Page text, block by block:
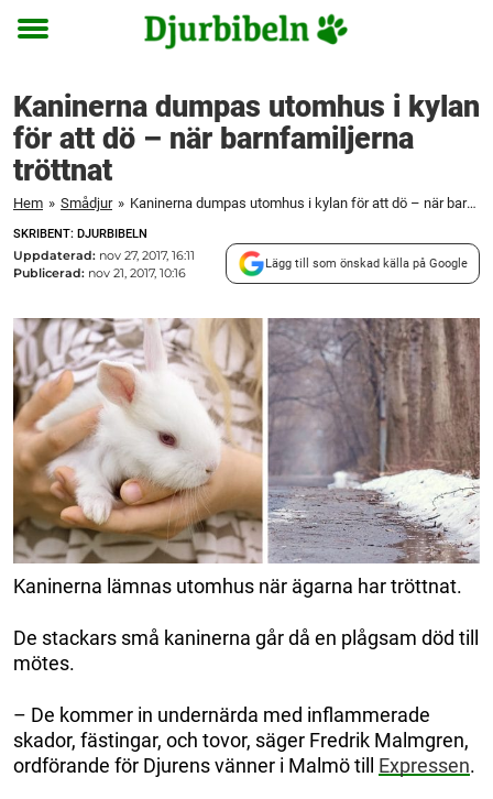
Toggle
Kaninerna dumpas utomhus i kylan
för att dö – när barnfamiljerna
tröttnat
Hem » Smådjur » Kaninerna dumpas utomhus i kylan för att dö – när barnfamiljerna tröttnat
SKRIBENT: DJURBIBELN
Uppdaterad: nov 27, 2017, 16:11
Publicerad: nov 21, 2017, 10:16
Lägg till som önskad källa på Google
Kaninerna lämnas utomhus när ägarna har tröttnat.
De stackars små kaninerna går då en plågsam död till
mötes.
– De kommer in undernärda med inflammerade
skador, fästingar, och tovor, säger Fredrik Malmgren,
ordförande för Djurens vänner i Malmö till Expressen.